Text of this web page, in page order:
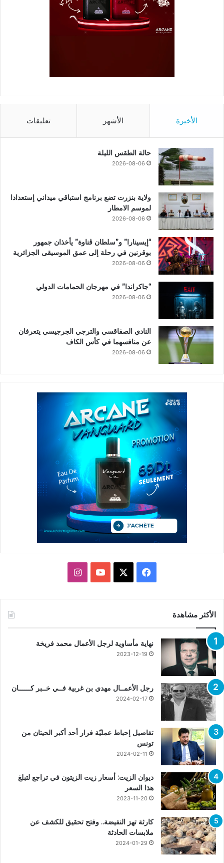
الأخيرة الأشهر تعليقات
حالة الطقس الليلة
2026-08-06
ولاية بنزرت تضع برنامج استباقي ميداني إستعدادا
لموسم الامطار
2026-08-06
“إيسينارا” و”سلطان ڤناوة” يأخذان جمهور
بوقرنين في رحلة إلى عمق الموسيقى الجزائرية
2026-08-06
“جاكراندا” في مهرجان الحمامات الدولي
2026-08-06
النادي الصفاقسي والترجي الجرجيسي يتعرفان
عن منافسهما في كأس الكاف
2026-08-06
فيسبوك يوتيوبانستقرام
الأكثر مشاهدة
نهاية مأساوية لرجل الأعمال محمد فريخة
2023-12-19
رجل الأعمــال مهدي بن غربية فــي خــبر كــــــان
2024-02-17
تفاصيل إحباط عمليّة فرار أحد أكبر الحيتان من
تونس
2024-02-11
ديوان الزيت: أسعار زيت الزيتون في تراجع لتبلغ
هذا السعر
2023-11-20
كارثة تهز النفيضة.. وفتح تحقيق للكشف عن
ملابسات الحادثة
2024-01-29